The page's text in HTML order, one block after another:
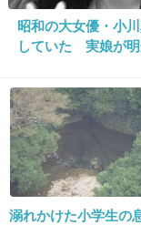
25wくらいから
日張り止めの
37wになって
ながら毎日バ
も産まれず…
誰もが退院し
けどね。
昭和の大女優・小
していた 実娘が明
溺れかけた小学生の